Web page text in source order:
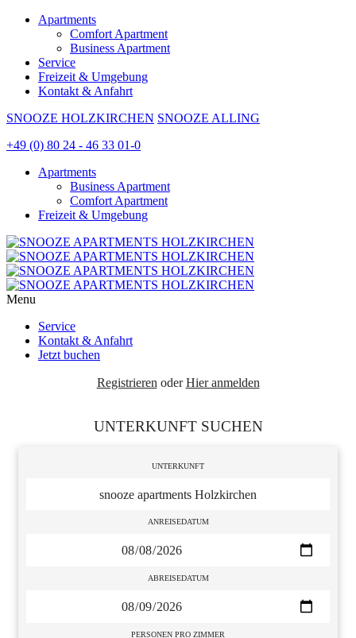
Apartments
Comfort Apartment
Business Apartment
Service
Freizeit & Umgebung
Kontakt & Anfahrt
SNOOZE HOLZKIRCHEN SNOOZE ALLING
+49 (0) 80 24 - 46 33 01-0
Apartments
Business Apartment
Comfort Apartment
Freizeit & Umgebung
Menu
Service
Kontakt & Anfahrt
Jetzt buchen
UNTERKUNFT SUCHEN
Registrieren oderHier anmelden
UNTERKUNFT
snooze apartments Holzkirchen
ANREISEDATUM
ABREISEDATUM
PERSONEN PRO ZIMMER